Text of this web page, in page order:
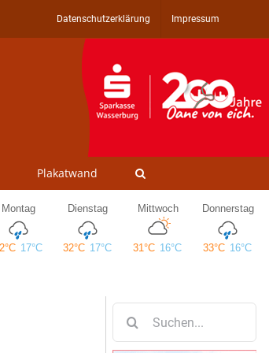
Datenschutzerklärung Impressum
Plakatwand
nach: